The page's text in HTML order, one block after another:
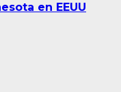
en EEUU